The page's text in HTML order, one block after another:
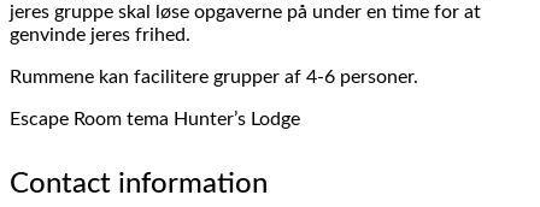
jeres gruppe skal løse opgaverne på under en time for at
genvinde jeres frihed.
Rummene kan facilitere grupper af 4-6 personer.
Escape Room tema Hunter’s Lodge
Contact information